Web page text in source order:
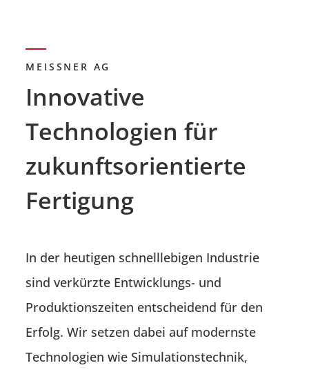
MEISSNER AG
Innovative
Technologien für
zukunftsorientierte
Fertigung
In der heutigen schnelllebigen Industrie
sind verkürzte Entwicklungs- und
Produktionszeiten entscheidend für den
Erfolg. Wir setzen dabei auf modernste
Technologien wie Simulationstechnik,